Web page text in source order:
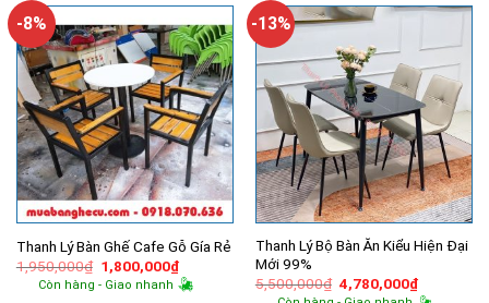
754,000₫.
-8%
Thanh Lý Bàn Ghế Cafe Gỗ Gía Rẻ
1,950,000₫ Giá
gốc
là:
1,800,000₫Giá
hiện
tại
Còn hàng - Giao nhanh
-13%
Thanh Lý Bộ Bàn Ăn Kiểu Hiện Đại
Mới 99%
5,500,000₫ Giá
gốc
4,780,000₫Giá
hiện